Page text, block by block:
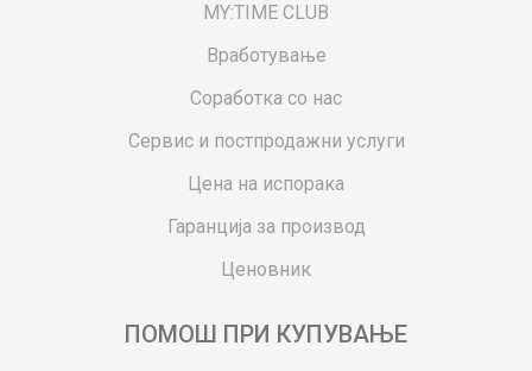
MY:TIME CLUB
Вработување
Соработка со нас
Сервис и постпродажни услуги
Цена на испорака
Гаранција за производ
Ценовник
ПОМОШ ПРИ КУПУВАЊЕ